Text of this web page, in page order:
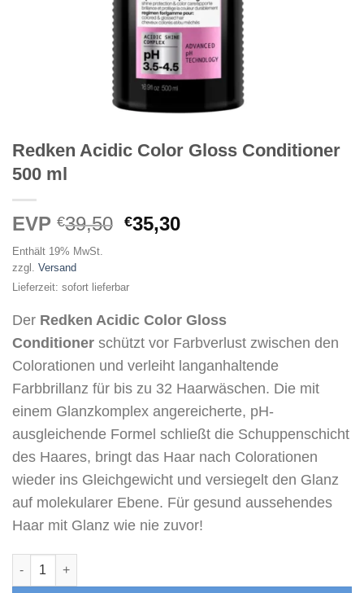
Redken Acidic Color Gloss Conditioner
500 ml
EVP €39,50 Ursprünglicher
€39,50
€35,30Aktueller
Enthält 19% MwSt.
zzgl. Versand
Lieferzeit: sofort lieferbar
Der Redken Acidic Color Gloss
Conditioner schützt vor Farbverlust zwischen den
Colorationen und verleiht langanhaltende
Farbbrillanz für bis zu 32 Haarwäschen. Die mit
einem Glanzkomplex angereicherte, pH-
ausgleichende Formel schließt die Schuppenschicht
des Haares, bringt das Haar nach Colorationen
wieder ins Gleichgewicht und versiegelt den Glanz
auf molekularer Ebene. Für gesund aussehendes
Haar mit Glanz wie nie zuvor!
Redken Acidic Color Gloss Conditioner 500 ml Menge